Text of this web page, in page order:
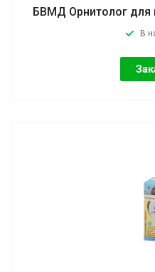
БВМД Орнитолог для
В